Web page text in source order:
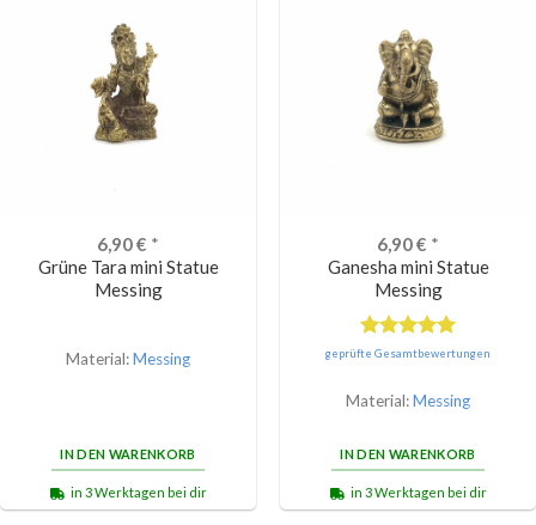
6,90€ *
Grüne Tara mini Statue
Messing
Material:Messing
IN DEN WARENKORB
in 3 Werktagen bei dir
6,90€ *
Ganesha mini Statue
Messing
Bewertet
von 5
geprüfte Gesamtbewertungen
Material:Messing
IN DEN WARENKORB
in 3 Werktagen bei dir